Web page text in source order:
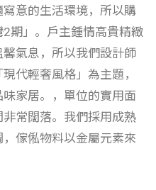
意的生活環境，所以購
期」。戶主鍾情高貴精緻
氣息，所以我們設計師
代輕奢風格」為主題，
家居。，單位的實用面
常闊落。我們採用成熟
傢俬物料以金屬元素來